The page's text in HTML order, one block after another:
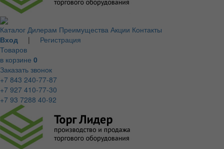
Каталог Дилерам Преимущества Акции Контакты
Вход | Регистрация
Товаров
в корзине 0
Заказать звонок
+7 843 240-77-87
+7 927 410-77-30
+7 93 7288 40-92